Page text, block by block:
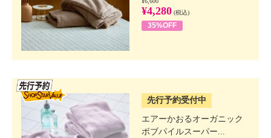
¥4,280 (税込)
35%OFF
先行予約受付中
エアーかおるオーガニック
ボブパイルスーパー...